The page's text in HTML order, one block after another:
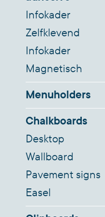
Infokader
Zelfklevend
Infokader
Magnetisch
Menuholders
Chalkboards
Desktop
Wallboard
Pavement signs
Easel